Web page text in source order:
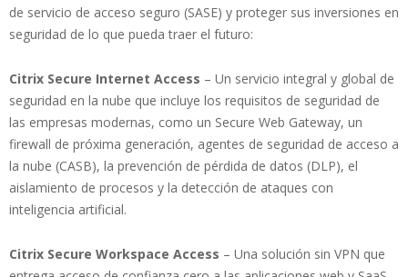
de servicio de acceso seguro (SASE) y proteger sus inversiones en
seguridad de lo que pueda traer el futuro:
Citrix Secure Internet Access – Un servicio integral y global de
seguridad en la nube que incluye los requisitos de seguridad de
las empresas modernas, como un Secure Web Gateway, un
firewall de próxima generación, agentes de seguridad de acceso a
la nube (CASB), la prevención de pérdida de datos (DLP), el
aislamiento de procesos y la detección de ataques con
inteligencia artificial.
Citrix Secure Workspace Access – Una solución sin VPN que